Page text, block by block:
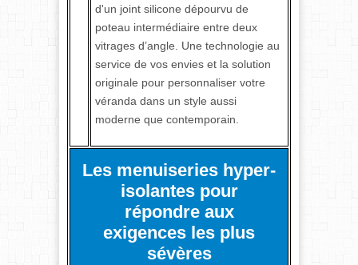
d'un joint silicone dépourvu de
poteau intermédiaire entre deux
vitrages d’angle. Une technologie au
service de vos envies et la solution
originale pour personnaliser votre
véranda dans un style aussi
moderne que contemporain.
Les menuiseries hyper-
isolantes pour
répondre aux
exigences les plus
sévères